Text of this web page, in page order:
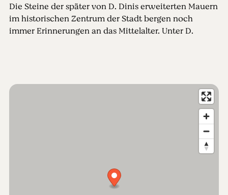
Die Steine der später von D. Dinis erweiterten Mauern
im historischen Zentrum der Stadt bergen noch
immer Erinnerungen an das Mittelalter. Unter D.
Reichtum der Kaufleute, die einst dort lebten.
Königshaus den Titel bedeutende Stadt verliehen und
. Einige Jahre später ließ D. Nuno
de Noronha den großzügigen Bischofspalast Paço